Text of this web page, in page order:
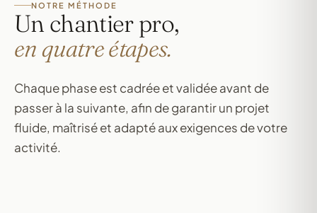
NOTRE MÉTHODE
Un chantier pro,
en quatre étapes.
Chaque phase est cadrée et validée avant de
passer à la suivante, afin de garantir un projet
fluide, maîtrisé et adapté aux exigences de votre
activité.